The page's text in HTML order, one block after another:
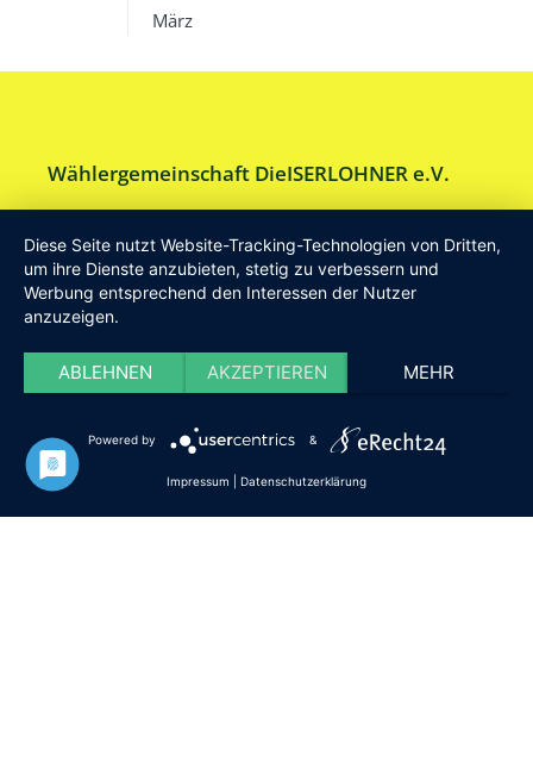
März
Wählergemeinschaft DieISERLOHNER e.V.
Tel:Geschäftsstelle 02371-9748599
E-Mail:info [at] DieISERLOHNER.de
Website:
Haftung
Datenschutz Satzung Impressum
Diese Seite nutzt Website-Tracking-Technologien von Dritten,
um ihre Dienste anzubieten, stetig zu verbessern und
Werbung entsprechend den Interessen der Nutzer
anzuzeigen.
ABLEHNEN AKZEPTIEREN MEHR
Powered by &
Impressum Datenschutzerklärung